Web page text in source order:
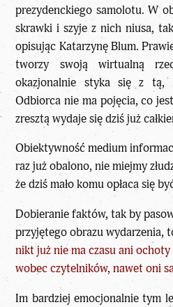
prezydenckiego samolotu. W
skrawki i szyje z nich niusa,
opisując Katarzynę Blum.
tworzy swoją wirtualną
okazjonalnie styka się z tą,
Odbiorca nie ma pojęcia, co
zresztą wydaje się dziś już
Obiektywność medium
raz już obalono, nie miejmy
że dziś mało komu opłaca się
Dobieranie faktów, tak by
przyjętego obrazu wydarzenia,
nikt już nie ma czasu ani
wobec czytelników, nawet oni
Im bardziej emocjonalnie tym